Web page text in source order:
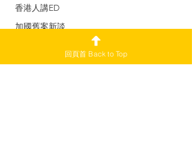
香港人講ED
加國舊案新談
副刊
回頁首 Back to Top